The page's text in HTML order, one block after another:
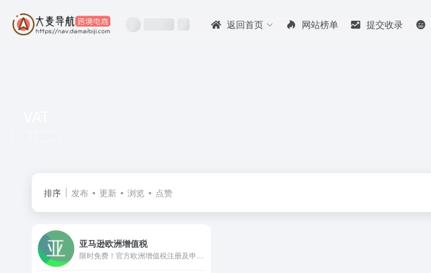
返回首页 网站榜单 提交收录
排序 发布 更新 浏览 点赞
亚马逊欧洲增值税